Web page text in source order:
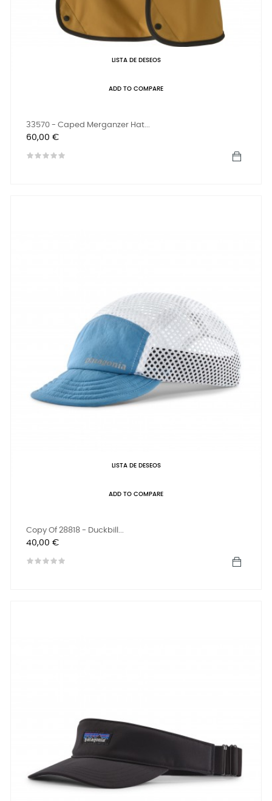
LISTA DE DESEOS
ADD TO COMPARE
33570 - Caped Merganzer Hat...
Precio
60,00 €
LISTA DE DESEOS
ADD TO COMPARE
Copy Of 28818 - Duckbill...
Precio
40,00 €